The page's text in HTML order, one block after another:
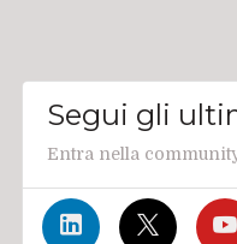
Segui gli
Entra nella